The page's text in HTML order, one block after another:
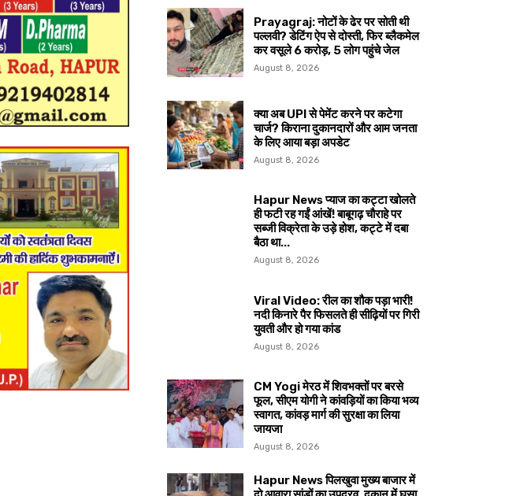
Prayagraj: नोटों के ढेर पर सोती थी
पल्लवी? डेटिंग ऐप से दोस्ती, फिर ब्लैकमेल
कर वसूले ₹6 करोड़, 5 लोग पहुंचे जेल
August 8, 2026
क्या अब UPI से पेमेंट करने पर कटेगा
चार्ज? किराना दुकानदारों और आम जनता
के लिए आया बड़ा अपडेट
August 8, 2026
Hapur News प्याज का कट्टा खोलते
ही फटी रह गईं आंखें! बाबूगढ़ चौराहे पर
सब्जी विक्रेता के उड़े होश, कट्टे में दबा
बैठा था...
August 8, 2026
Viral Video: रील का शौक पड़ा भारी!
नदी किनारे पैर फिसलते ही सीढ़ियों पर गिरी
युवती और हो गया कांड
August 8, 2026
CM Yogi मेरठ में शिवभक्तों पर बरसे
फूल, सीएम योगी ने कांवड़ियों का किया भव्य
स्वागत, कांवड़ मार्ग की सुरक्षा का लिया
जायजा
August 8, 2026
Hapur News पिलखुवा मुख्य बाजार में